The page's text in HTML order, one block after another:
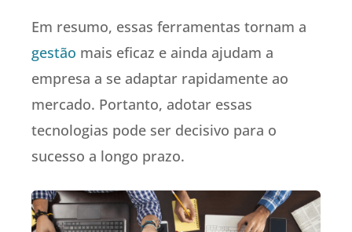
Em resumo, essas ferramentas tornam a
gestão mais eficaz e ainda ajudam a
empresa a se adaptar rapidamente ao
mercado. Portanto, adotar essas
tecnologias pode ser decisivo para o
sucesso a longo prazo.